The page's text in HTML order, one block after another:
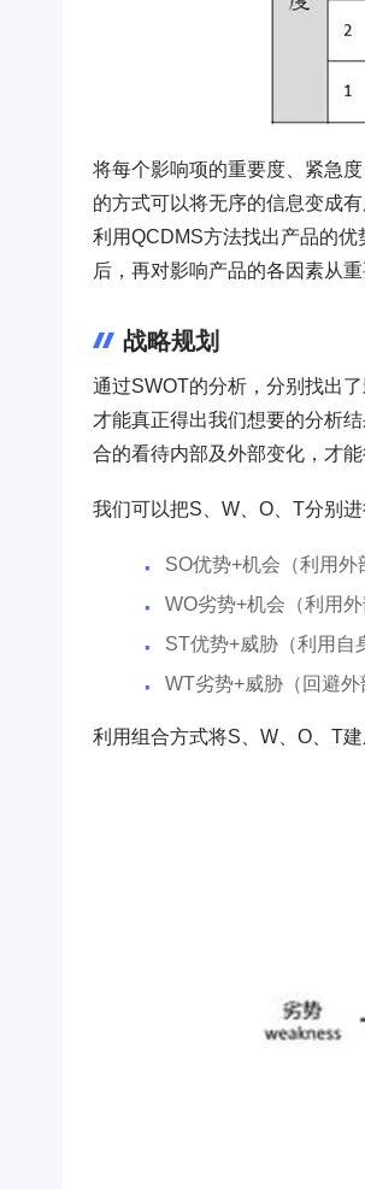
将每个影响项的重要度、紧急
的方式可以将无序的信息变成
利用QCDMS方法找出产品的
后，再对影响产品的各因素从
战略规划
通过SWOT的分析，分别找出
才能真正得出我们想要的分析
合的看待内部及外部变化，才能
我们可以把S、W、O、T分别
SO优势+机会（利用外
WO劣势+机会（利用
ST优势+威胁（利用自
WT劣势+威胁（回避外
利用组合方式将S、W、O、T